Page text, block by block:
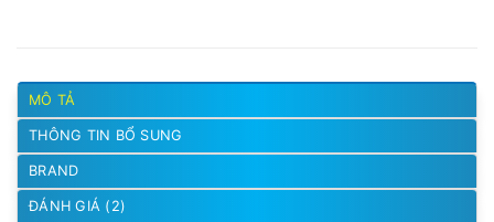
MÔ TẢ
THÔNG TIN BỔ SUNG
BRAND
ĐÁNH GIÁ (2)